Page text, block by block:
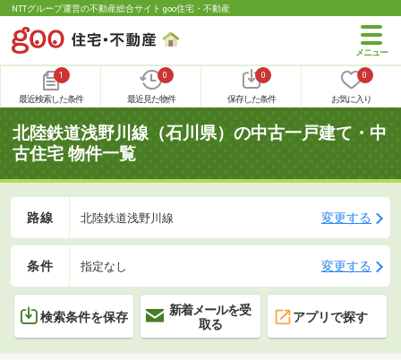
NTTグループ運営の不動産総合サイト goo住宅・不動産
1
最近検索した条件
0
最近見た物件
0
保存した条件
0
お気に入り
北陸鉄道浅野川線（石川県）の中古一戸建て・中
古住宅 物件一覧
路線 北陸鉄道浅野川線 変更する
条件 指定なし 変更する
検索条件を保存
新着メールを受
取る
アプリで探す